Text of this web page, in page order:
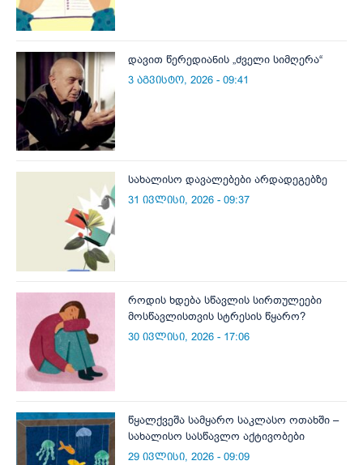
დავით წერედიანის „ძველი სიმღერა“
3 აგვისტო, 2026 - 09:41
სახალისო დავალებები არდადეგებზე
31 ივლისი, 2026 - 09:37
როდის ხდება სწავლის სირთულეები
მოსწავლისთვის სტრესის წყარო?
30 ივლისი, 2026 - 17:06
წყალქვეშა სამყარო საკლასო ოთახში –
სახალისო სასწავლო აქტივობები
29 ივლისი, 2026 - 09:09